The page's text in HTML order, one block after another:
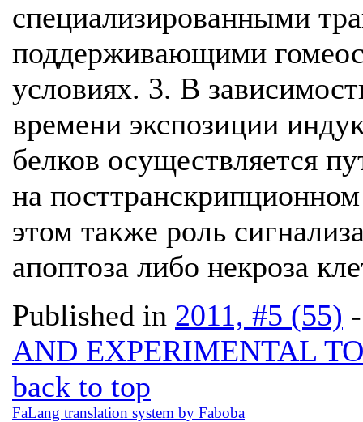
специализированными
поддерживающими
условиях. 3. В
времени экспозиции
белков осуществляется
на
этом также роль
апоптоза либо некроза
Published in 2011, #5 (55)
AND EXPERIMENTAL
back to top
FaLang translation system by Faboba